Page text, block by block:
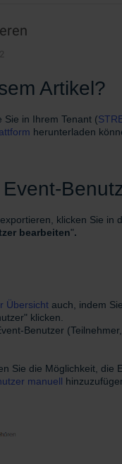
Artikel?
Sie in Ihrem Tenant (
herunterladen
klicken Sie in
bearbeiten".
Übersicht auch, indem
klicken.
Benutzer
Sie die Möglichkeit, die
manuell